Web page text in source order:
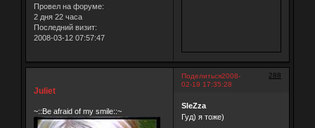
Провел на форуме:
2 дня 22 часа
Последний визит:
2008-03-12 07:57:47
Поделиться 288
2008-
02-19 17:35:28
Juliet
~::Be afraid of my smile::~
SleZza
Гуд) я тоже)